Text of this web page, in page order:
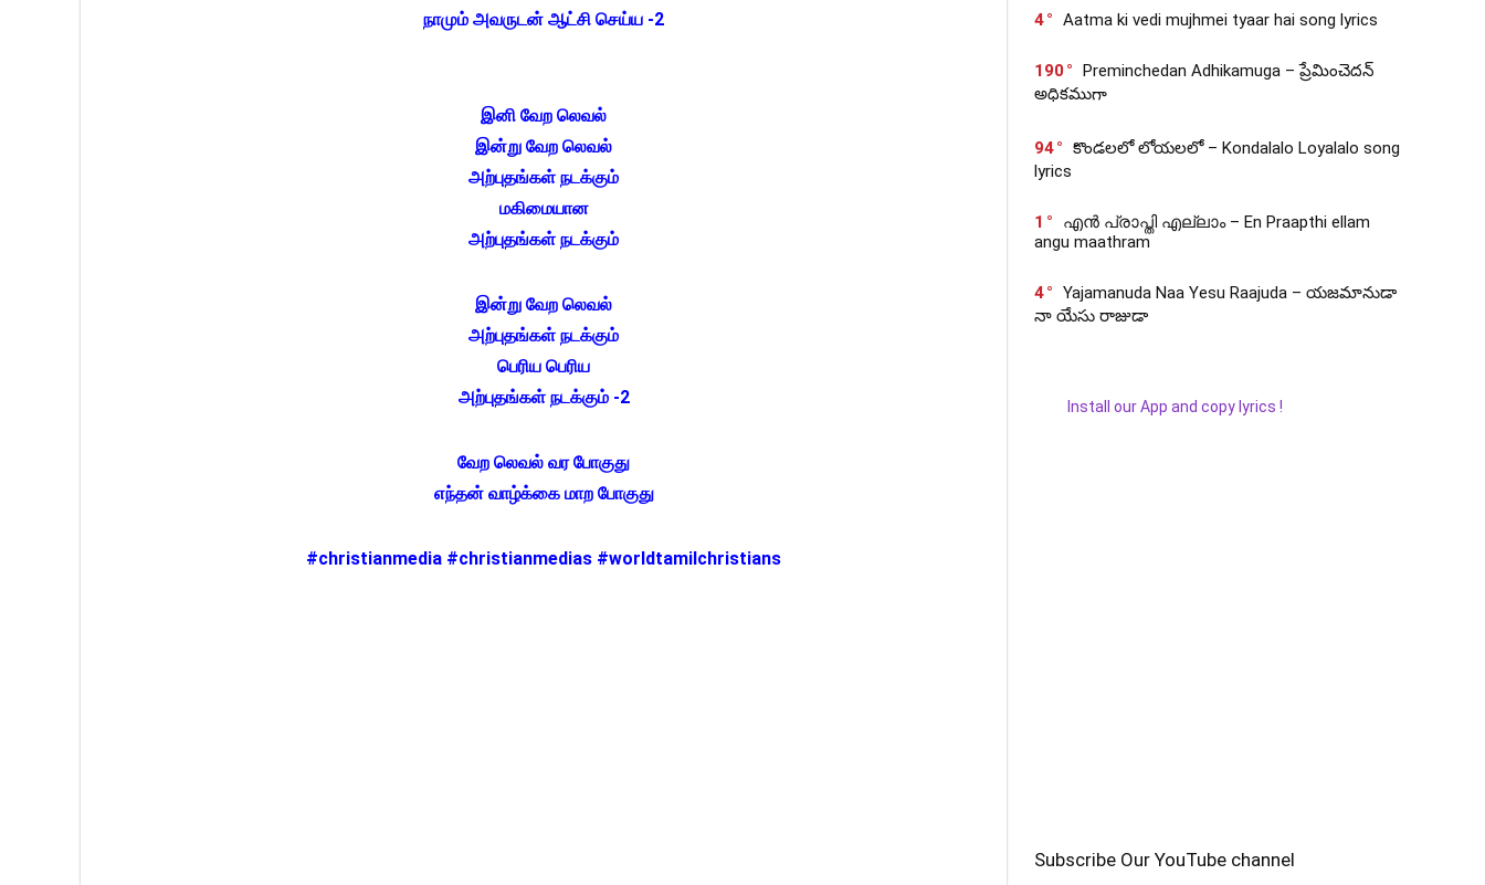
நாமும் அவருடன் ஆட்சி செய்ய -2
இனி வேற லெவல்
இன்று வேற லெவல்
அற்புதங்கள் நடக்கும்
மகிமையான
அற்புதங்கள் நடக்கும்
இன்று வேற லெவல்
அற்புதங்கள் நடக்கும்
பெரிய பெரிய
அற்புதங்கள் நடக்கும் -2
வேற லெவல் வர போகுது
எந்தன் வாழ்க்கை மாற போகுது
#christianmedia #christianmedias #worldtamilchristians
4 Aatma ki vedi mujhmei tyaar hai song lyrics
190
Preminchedan Adhikamuga – ప్రేమించెదన్
అధికముగా
94
కొండలలో లోయలలో – Kondalalo Loyalalo song
lyrics
1
എൻ പ്രാപ്തി എല്ലാം – En Praapthi ellam
angu maathram
4
Yajamanuda Naa Yesu Raajuda – యజమానుడా
నా యేసు రాజుడా
Install our App and copy lyrics !
Subscribe Our YouTube channel